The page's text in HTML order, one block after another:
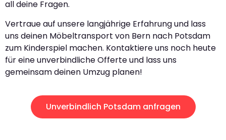
all deine Fragen.
Vertraue auf unsere langjährige Erfahrung und lass
uns deinen Möbeltransport von Bern nach Potsdam
zum Kinderspiel machen. Kontaktiere uns noch heute
für eine unverbindliche Offerte und lass uns
gemeinsam deinen Umzug planen!
Unverbindlich Potsdam anfragen